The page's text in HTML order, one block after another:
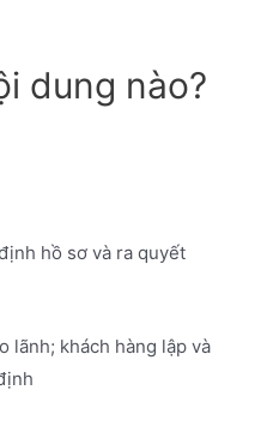
dung nào?
hồ sơ và ra quyết
lãnh; khách hàng lập và